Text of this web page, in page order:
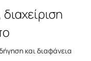
και διαφάνεια